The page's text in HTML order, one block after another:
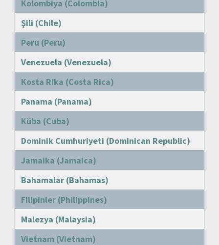
Kolombiya (Colombia)
Şili (Chile)
Peru (Peru)
Venezuela (Venezuela)
Kosta Rika (Costa Rica)
Panama (Panama)
Küba (Cuba)
Dominik Cumhuriyeti (Dominican Republic)
Jamaika (Jamaica)
Bahamalar (Bahamas)
Filipinler (Philippines)
Malezya (Malaysia)
Vietnam (Vietnam)